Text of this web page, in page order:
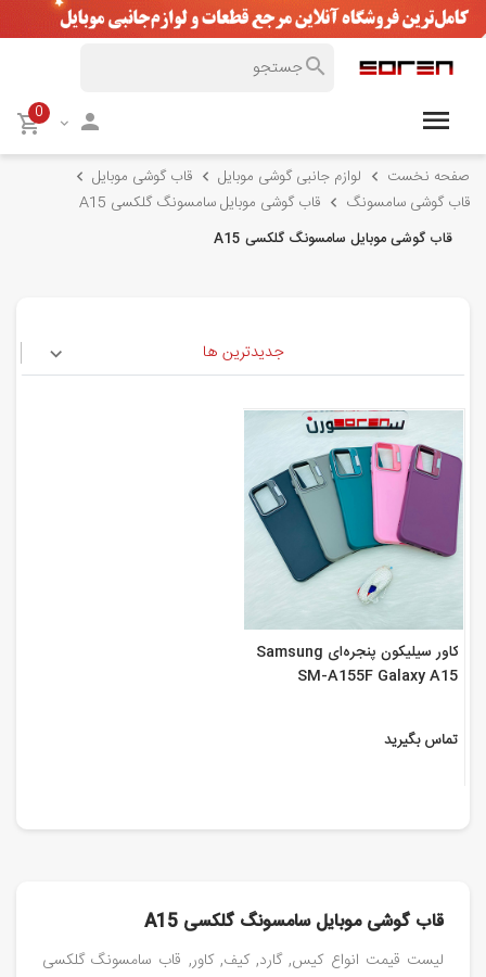
0
صفحه نخست لوازم جانبی گوشی موبایل
قاب گوشی موبایل
قاب گوشی سامسونگ
قاب گوشی موبایل سامسونگ گلکسی A15
قاب گوشی موبایل سامسونگ گلکسی A15
جدیدترین ها
کاور سیلیکون پنجره‌ای‌ Samsung
SM-A155F Galaxy A15
تماس بگیرید
قاب گوشی موبایل سامسونگ گلکسی A15
لیست قیمت انواع کیس, گارد, کیف, کاور, قاب سامسونگ گلکسی